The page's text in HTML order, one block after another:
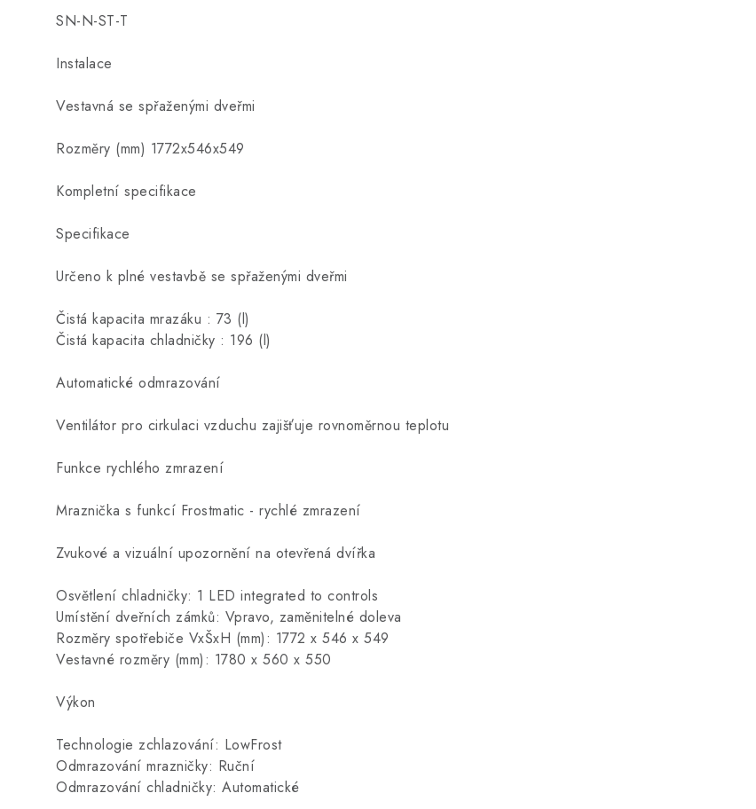
SN-N-ST-T
Instalace
Vestavná se spřaženými dveřmi
Rozměry (mm) 1772x546x549
Kompletní specifikace
Specifikace
Určeno k plné vestavbě se spřaženými dveřmi
Čistá kapacita mrazáku : 73 (l)
Čistá kapacita chladničky : 196 (l)
Automatické odmrazování
Ventilátor pro cirkulaci vzduchu zajišťuje rovnoměrnou teplotu
Funkce rychlého zmrazení
Mraznička s funkcí Frostmatic - rychlé zmrazení
Zvukové a vizuální upozornění na otevřená dvířka
Osvětlení chladničky: 1 LED integrated to controls
Umístění dveřních zámků: Vpravo, zaměnitelné doleva
Rozměry spotřebiče VxŠxH (mm): 1772 x 546 x 549
Vestavné rozměry (mm): 1780 x 560 x 550
Výkon
Technologie zchlazování: LowFrost
Odmrazování mrazničky: Ruční
Odmrazování chladničky: Automatické